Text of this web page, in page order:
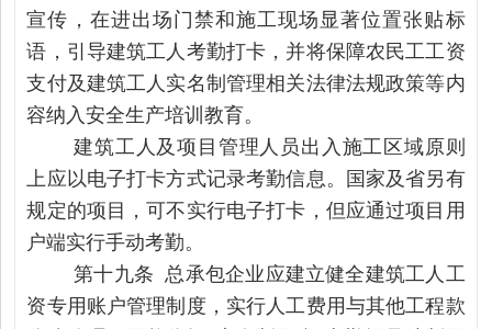
宣传，在进出场门禁和施工现场显著位置张贴标
语，引导建筑工人考勤打卡，并将保障农民工工资
支付及建筑工人实名制管理相关法律法规政策等内
容纳入安全生产培训教育。
建筑工人及项目管理人员出入施工区域原则
上应以电子打卡方式记录考勤信息。国家及省另有
规定的项目，可不实行电子打卡，但应通过项目用
户端实行手动考勤。
第十九条 总承包企业应建立健全建筑工人工
资专用账户管理制度，实行人工费用与其他工程款